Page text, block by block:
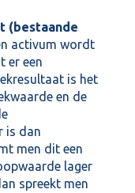
(bestaande
activum wordt
er een
is het
en de
is dan
men dit een
lager
spreekt men